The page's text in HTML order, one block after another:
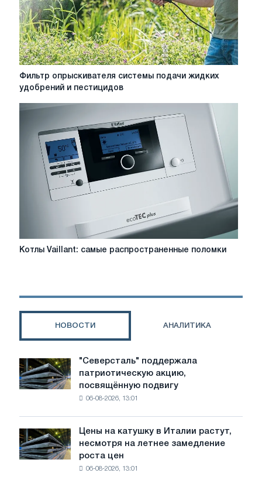
Фильтр
опрыскивателя
подачи
удобрений
пестицидов
Фильтр опрыскивателя системы подачи жидких
удобрений и пестицидов
Котлы
поломки
Котлы Vaillant: самые распространенные поломки
НОВОСТИ АНАЛИТИКА
"Северсталь"
поддержала
патриотическую
советской
авиации
"Северсталь" поддержала
патриотическую акцию,
посвящённую подвигу
06-08-2026, 13:01
Цены
на
катушку
Цены на катушку в Италии растут,
несмотря на летнее замедление
роста цен
06-08-2026, 13:01